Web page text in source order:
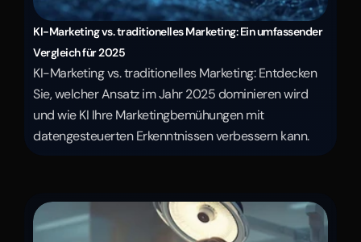
KI-Marketing vs. traditionelles Marketing: Ein umfassender
Vergleich für 2025
KI-Marketing vs. traditionelles Marketing: Entdecken
Sie, welcher Ansatz im Jahr 2025 dominieren wird
und wie KI Ihre Marketingbemühungen mit
datengesteuerten Erkenntnissen verbessern kann.